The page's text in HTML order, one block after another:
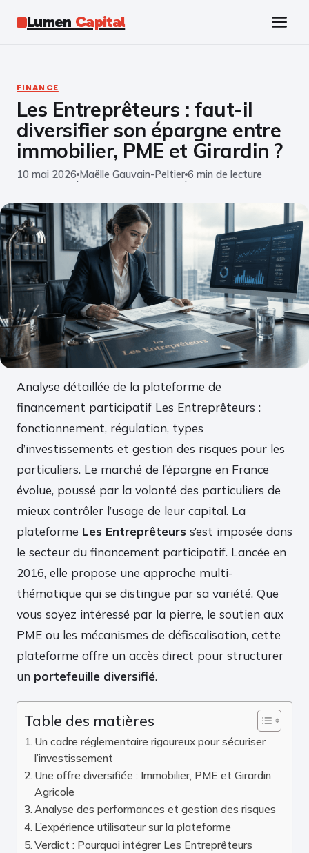
Lumen Capital
Business
Finance
Marketing
Éducation
Emploi
FINANCE
Les Entreprêteurs : faut-il
diversifier son épargne entre
immobilier, PME et Girardin ?
10 mai 2026
·
Maëlle Gauvain-Peltier
·
6 min de lecture
Analyse détaillée de la plateforme de
financement participatif Les Entreprêteurs :
fonctionnement, régulation, types
d’investissements et gestion des risques pour les
particuliers. Le marché de l’épargne en France
évolue, poussé par la volonté des particuliers de
mieux contrôler l’usage de leur capital. La
plateforme Les Entreprêteurs s’est imposée dans
le secteur du financement participatif. Lancée en
2016, elle propose une approche multi-
thématique qui se distingue par sa variété. Que
vous soyez intéressé par la pierre, le soutien aux
PME ou les mécanismes de défiscalisation, cette
plateforme offre un accès direct pour structurer
un portefeuille diversifié.
Table des matières
Un cadre réglementaire rigoureux pour sécuriser
l’investissement
Une offre diversifiée : Immobilier, PME et Girardin
Agricole
Analyse des performances et gestion des risques
L’expérience utilisateur sur la plateforme
Verdict : Pourquoi intégrer Les Entreprêteurs